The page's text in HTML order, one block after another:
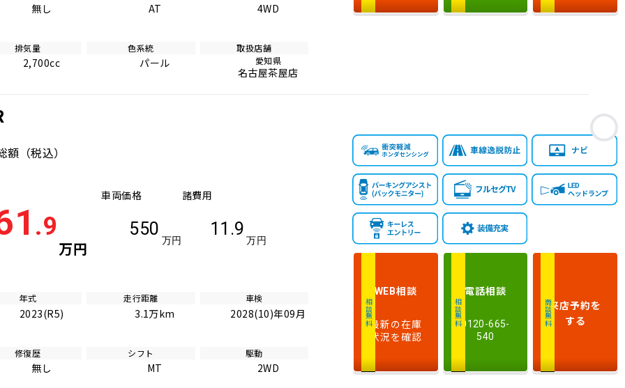
無し AT 4WD
排気量
2,700cc
色系統
パール
取扱店舗
愛知県
名古屋茶屋店
お
額 （税込）
.9
万円
車両価格
550
万円
諸費用
11.9
万円
年式
2023(R5)
走行距離
3.1万km
車検
2028(10)年09月
修復歴
無し
シフト
MT
駆動
2WD
相談無料
WEB相談
最新の在庫
状況を確認
相談無料
電話相談
0120-665-
540
商談無料来店予約を
する